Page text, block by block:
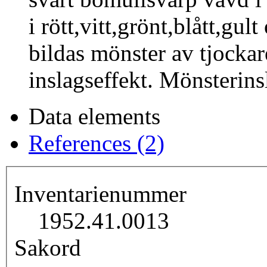
i rött,vitt,grönt,blått,gult
bildas mönster av
inslagseffekt.
Data elements
References (2)
Inventarienummer
1952.41.0013
Sakord